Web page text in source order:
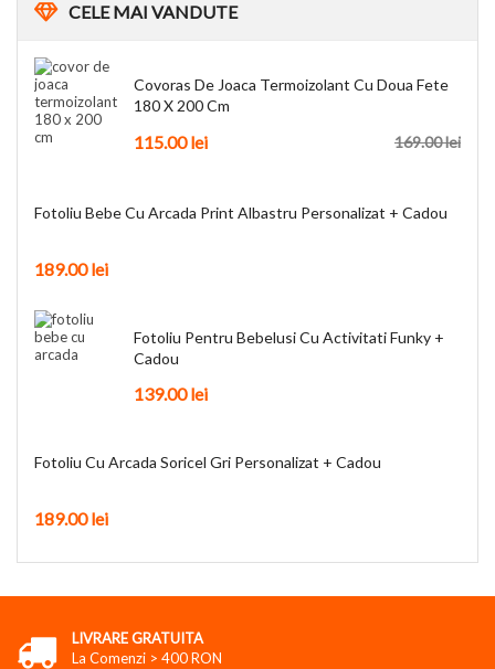
CELEMAI VANDUTE
Covoras De Joaca Termoizolant Cu Doua Fete
180 X 200 Cm
169.00lei
115.00lei
Fotoliu Bebe Cu Arcada Print Albastru Personalizat + Cadou
189.00lei
Fotoliu Pentru Bebelusi Cu Activitati Funky +
Cadou
139.00lei
Fotoliu Cu Arcada Soricel Gri Personalizat + Cadou
189.00lei
LIVRARE GRATUITA
La Comenzi > 400 RON